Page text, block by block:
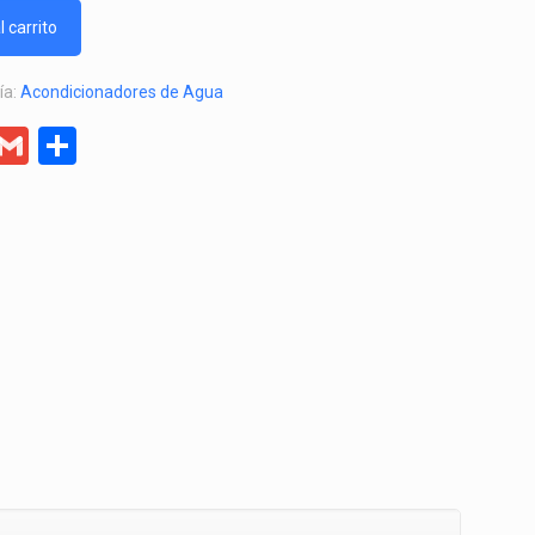
carrito
Acondicionadores de Agua
Gmail